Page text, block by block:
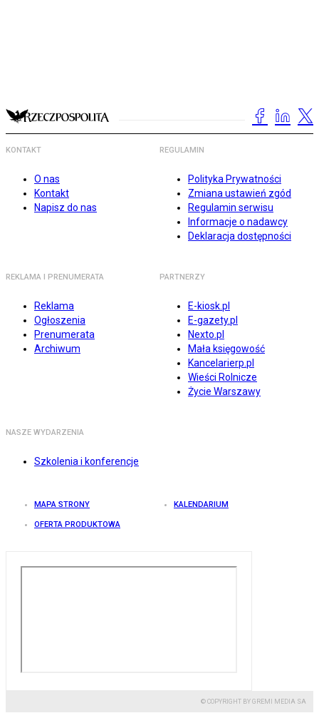
KONTAKT
O nas
Kontakt
Napisz do nas
REGULAMIN
Polityka Prywatności
Zmiana ustawień zgód
Regulamin serwisu
Informacje o nadawcy
Deklaracja dostępności
REKLAMA I PRENUMERATA
Reklama
Ogłoszenia
Prenumerata
Archiwum
PARTNERZY
E-kiosk.pl
E-gazety.pl
Nexto.pl
Mała księgowość
Kancelarierp.pl
Wieści Rolnicze
Życie Warszawy
NASZE WYDARZENIA
Szkolenia i konferencje
MAPA STRONY KALENDARIUM
OFERTA PRODUKTOWA
© COPYRIGHT BY GREMI MEDIA SA